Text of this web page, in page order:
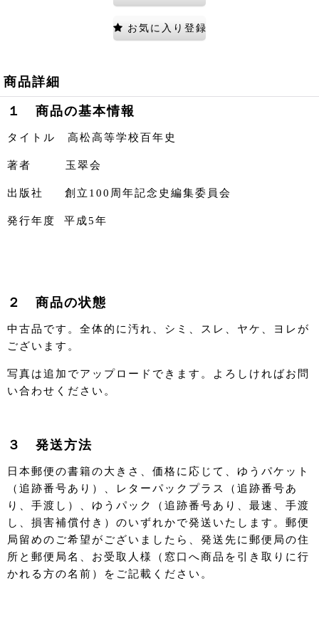
お気に入り登録
商品詳細
１ 商品の基本情報
タイトル 高松高等学校百年史
著者 玉翠会
出版社 創立100周年記念史編集委員会
発行年度 平成5年
２ 商品の状態
中古品です。全体的に汚れ、シミ、スレ、ヤケ、ヨレが
ございます。
写真は追加でアップロードできます。よろしければお問
い合わせください。
３ 発送方法
日本郵便の書籍の大きさ、価格に応じて、ゆうパケット
（追跡番号あり）、レターパックプラス（追跡番号あ
り、手渡し）、ゆうパック（追跡番号あり、最速、手渡
し、損害補償付き）のいずれかで発送いたします。郵便
局留めのご希望がございましたら、発送先に郵便局の住
所と郵便局名、お受取人様（窓口へ商品を引き取りに行
かれる方の名前）をご記載ください。